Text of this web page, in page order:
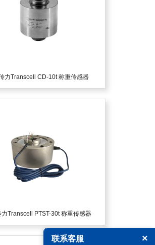
力Transcell CD-10t 称重传感器
力Transcell PTST-30t 称重传感器
联系客服 ×